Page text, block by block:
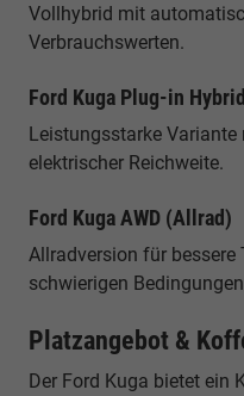
Vollhybrid mit
Verbrauchswerten.
Ford Kuga Plug-in
Leistungsstarke
elektrischer Reichweite.
Ford Kuga AWD (Allrad)
Allradversion für bessere
schwierigen
Platzangebot &
Der Ford Kuga bietet ein